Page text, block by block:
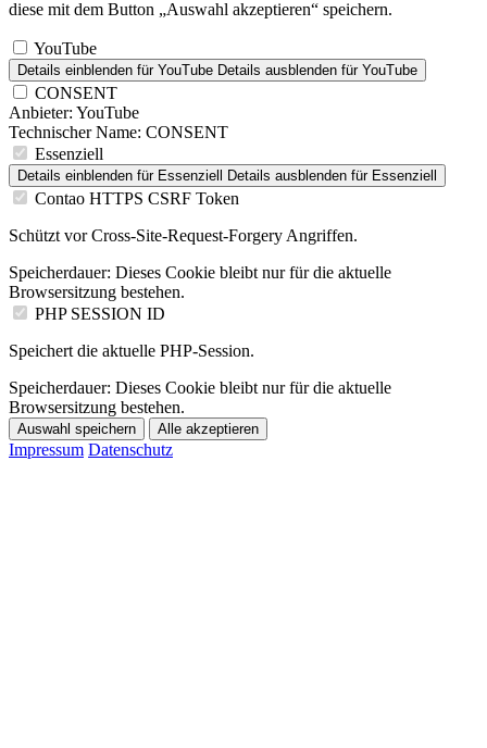
diese mit dem Button „Auswahl akzeptieren“ speichern.
YouTube
Details einblenden für YouTube Details ausblenden für YouTube
CONSENT
Anbieter: YouTube
Technischer Name: CONSENT
Essenziell
Details einblenden für Essenziell Details ausblenden für Essenziell
Contao HTTPS CSRF Token
Schützt vor Cross-Site-Request-Forgery Angriffen.
Speicherdauer: Dieses Cookie bleibt nur für die aktuelle
Browsersitzung bestehen.
PHP SESSION ID
Speichert die aktuelle PHP-Session.
Speicherdauer: Dieses Cookie bleibt nur für die aktuelle
Browsersitzung bestehen.
Auswahl speichern Alle akzeptieren
Impressum Datenschutz